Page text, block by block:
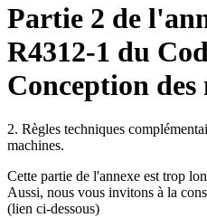
Partie 2 de
R4312-1 du
Conception des
2. Règles techniques
machines.
Cette partie de l'annexe est trop
Aussi, nous vous invitons à la
(lien ci-dessous)